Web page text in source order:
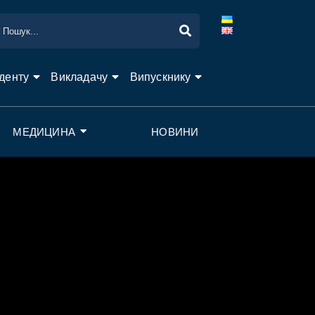
Викладачу Випускнику
МЕДИЦИНА НОВИНИ